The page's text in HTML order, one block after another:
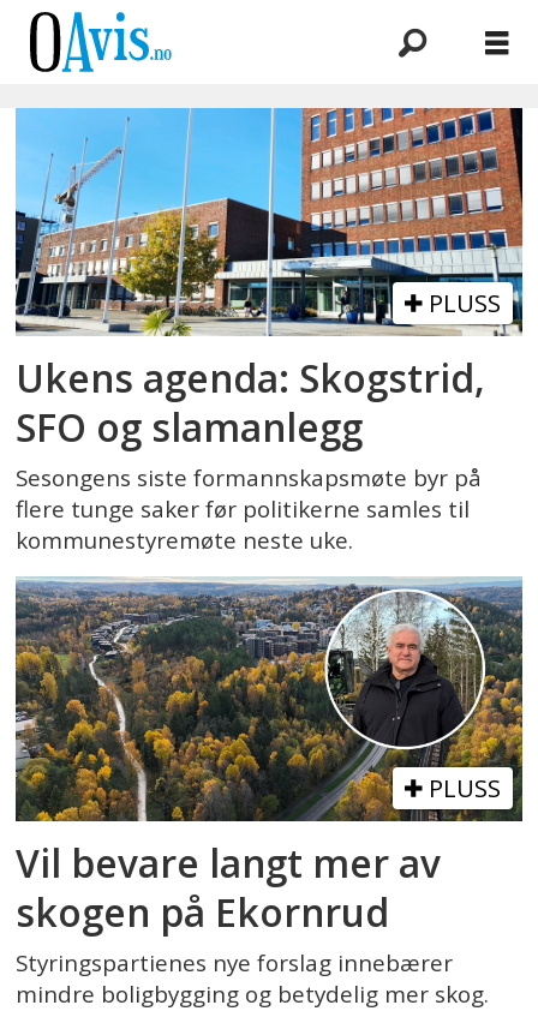
Emne:
kommuneplanens
arealdel
PLUSS
Ukens agenda: Skogstrid,
SFO og slamanlegg
Sesongens siste formannskapsmøte byr på
flere tunge saker før politikerne samles til
kommunestyremøte neste uke.
PLUSS
Vil bevare langt mer av
skogen på Ekornrud
Styringspartienes nye forslag innebærer
mindre boligbygging og betydelig mer skog.